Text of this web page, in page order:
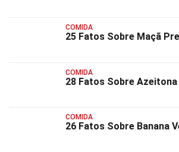
COMIDA
25 Fatos Sobre Maçã
COMIDA
28 Fatos Sobre Azeitona
COMIDA
26 Fatos Sobre Banana